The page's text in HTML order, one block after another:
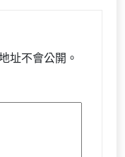
址不會公開。